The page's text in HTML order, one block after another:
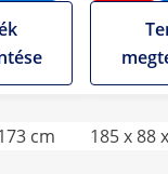
150 kg -
cm
185 x 88